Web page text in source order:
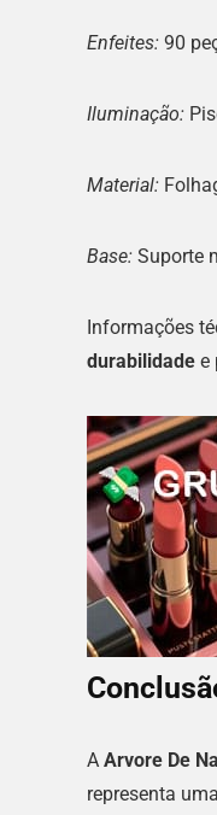
Enfeites: 90
Iluminação:
Material:
Base: Suporte
Informações
durabilidade e
A Arvore De
representa